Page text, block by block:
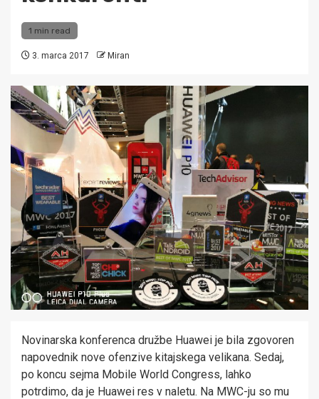
1 min read
3. marca 2017 Miran
Novinarska konferenca družbe Huawei je bila zgovoren
napovednik nove ofenzive kitajskega velikana. Sedaj,
po koncu sejma Mobile World Congress, lahko
potrdimo, da je Huawei res v naletu. Na MWC-ju so mu